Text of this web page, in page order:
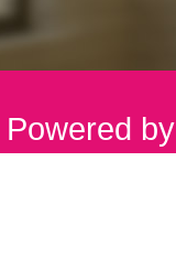
Powered by